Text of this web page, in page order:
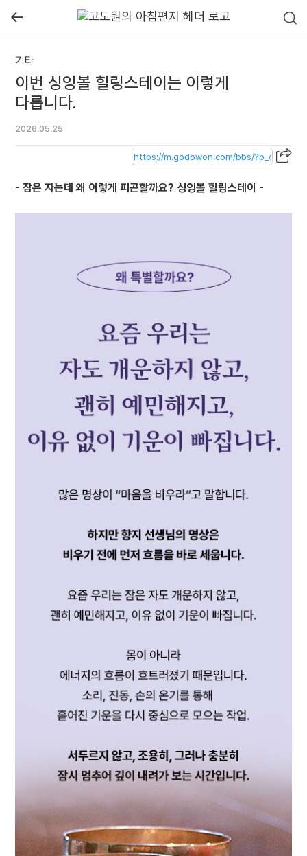
←
기타
이번 싱잉볼 힐링스테이는 이렇게
다릅니다.
2026.05.25
- 잠은 자는데 왜 이렇게 피곤할까요? 싱잉볼 힐링스테이 -